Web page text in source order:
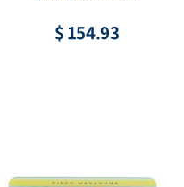
$ 2,428.04